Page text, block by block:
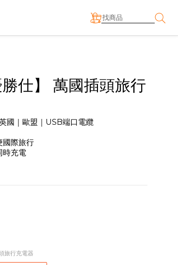
勝仕】 萬國插頭旅行
國｜歐盟｜USB端口電纜
國際旅行
時充電
旅行充電器